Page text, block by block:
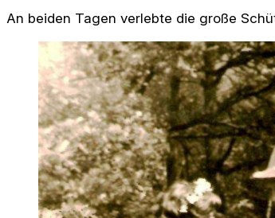
An beiden Tagen verlebte die große